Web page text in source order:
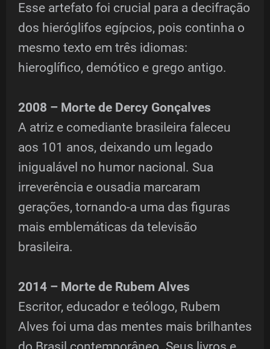
Esse artefato foi crucial para a decifração
dos hieróglifos egípcios, pois continha o
mesmo texto em três idiomas:
hieroglífico, demótico e grego antigo.
2008 – Morte de Dercy Gonçalves
A atriz e comediante brasileira faleceu
aos 101 anos, deixando um legado
inigualável no humor nacional. Sua
irreverência e ousadia marcaram
gerações, tornando-a uma das figuras
mais emblemáticas da televisão
brasileira.
2014 – Morte de Rubem Alves
Escritor, educador e teólogo, Rubem
Alves foi uma das mentes mais brilhantes